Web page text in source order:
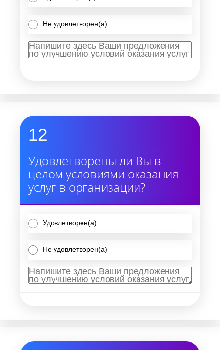
Не удовлетворен(а)
12
Удовлетворены ли Вы в
целом условиями оказания
услуг в организации?
Удовлетворен(а)
Не удовлетворен(а)